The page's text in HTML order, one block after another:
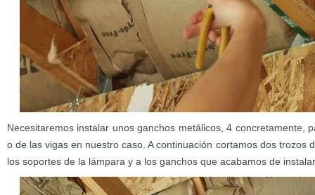
Necesitaremos instalar unos ganchos metálicos, 4 concretamente,
o de las vigas en nuestro caso. A continuación cortamos dos trozos
los soportes de la lámpara y a los ganchos que acabamos de